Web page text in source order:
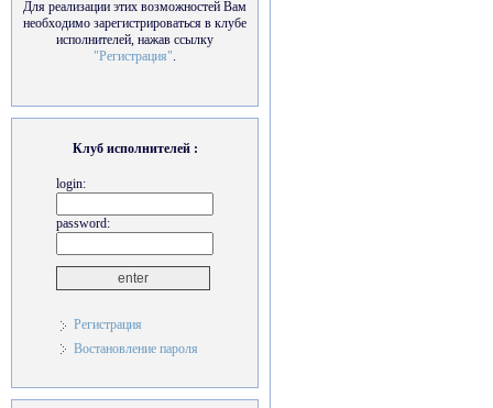
Для реализации этих возможностей Вам
необходимо зарегистрироваться в клубе
исполнителей, нажав ссылку
"Регистрация".
Клуб исполнителей :
login:
password:
Регистрация
Востановление пароля